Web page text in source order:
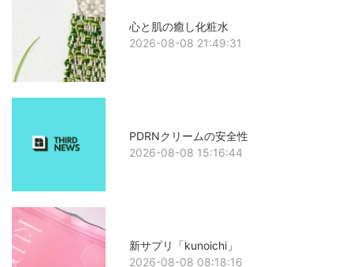
心と肌の癒し化粧水
2026-08-08 21:49:31
PDRNクリームの安全性
2026-08-08 15:16:44
新サプリ「kunoichi」
2026-08-08 08:18:16